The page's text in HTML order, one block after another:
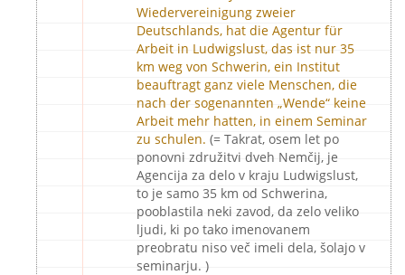
Wiedervereinigung zweier
Deutschlands, hat die Agentur für
Arbeit in Ludwigslust, das ist nur 35
km weg von Schwerin, ein Institut
beauftragt ganz viele Menschen, die
nach der sogenannten „Wende“ keine
Arbeit mehr hatten, in einem Seminar
zu schulen. (= Takrat, osem let po
ponovni združitvi dveh Nemčij, je
Agencija za delo v kraju Ludwigslust,
to je samo 35 km od Schwerina,
pooblastila neki zavod, da zelo veliko
ljudi, ki po tako imenovanem
preobratu niso več imeli dela, šolajo v
seminarju. )